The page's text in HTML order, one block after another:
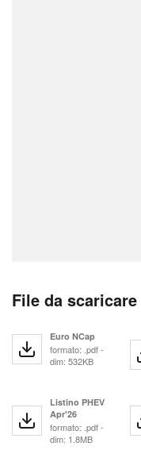
File da scaricare
Euro NCap
formato: .pdf -
dim: 532KB
Listino PHEV
Apr'26
formato: .pdf -
dim: 1.8MB